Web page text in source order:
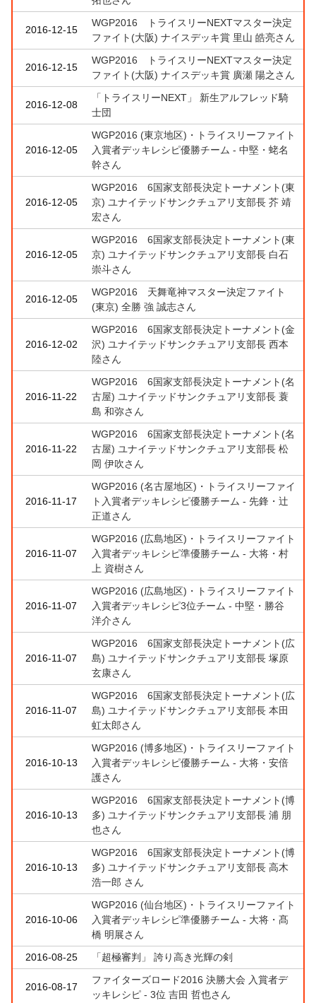
2016-12-15
WGP2016 トライスリーNEXTマスター決定
ファイト(大阪) ナイスデッキ賞 里山 皓亮さん
2016-12-15
WGP2016 トライスリーNEXTマスター決定
ファイト(大阪) ナイスデッキ賞 廣瀬 陽之さん
2016-12-08
「トライスリーNEXT」 新生アルフレッド騎
士団
2016-12-05
WGP2016 (東京地区)・トライスリーファイト
入賞者デッキレシピ優勝チーム - 中堅・蛯名
幹さん
2016-12-05
WGP2016 6国家支部長決定トーナメント(東
京) ユナイテッドサンクチュアリ支部長 芥 靖
宏さん
2016-12-05
WGP2016 6国家支部長決定トーナメント(東
京) ユナイテッドサンクチュアリ支部長 白石
崇斗さん
2016-12-05
WGP2016 天舞竜神マスター決定ファイト
(東京) 全勝 強 誠志さん
2016-12-02
WGP2016 6国家支部長決定トーナメント(金
沢) ユナイテッドサンクチュアリ支部長 西本
陸さん
2016-11-22
WGP2016 6国家支部長決定トーナメント(名
古屋) ユナイテッドサンクチュアリ支部長 蓑
島 和弥さん
2016-11-22
WGP2016 6国家支部長決定トーナメント(名
古屋) ユナイテッドサンクチュアリ支部長 松
岡 伊吹さん
2016-11-17
WGP2016 (名古屋地区)・トライスリーファイ
ト入賞者デッキレシピ優勝チーム - 先鋒・辻
正道さん
2016-11-07
WGP2016 (広島地区)・トライスリーファイト
入賞者デッキレシピ準優勝チーム - 大将・村
上 資樹さん
2016-11-07
WGP2016 (広島地区)・トライスリーファイト
入賞者デッキレシピ3位チーム - 中堅・勝谷
洋介さん
2016-11-07
WGP2016 6国家支部長決定トーナメント(広
島) ユナイテッドサンクチュアリ支部長 塚原
玄康さん
2016-11-07
WGP2016 6国家支部長決定トーナメント(広
島) ユナイテッドサンクチュアリ支部長 本田
虹太郎さん
2016-10-13
WGP2016 (博多地区)・トライスリーファイト
入賞者デッキレシピ優勝チーム - 大将・安倍
護さん
2016-10-13
WGP2016 6国家支部長決定トーナメント(博
多) ユナイテッドサンクチュアリ支部長 浦 朋
也さん
2016-10-13
WGP2016 6国家支部長決定トーナメント(博
多) ユナイテッドサンクチュアリ支部長 高木
浩一郎 さん
2016-10-06
WGP2016 (仙台地区)・トライスリーファイト
入賞者デッキレシピ準優勝チーム - 大将・髙
橋 明展さん
2016-08-25
「超極審判」 誇り高き光輝の剣
2016-08-17
ファイターズロード2016 決勝大会 入賞者デ
ッキレシピ - 3位 吉田 哲也さん